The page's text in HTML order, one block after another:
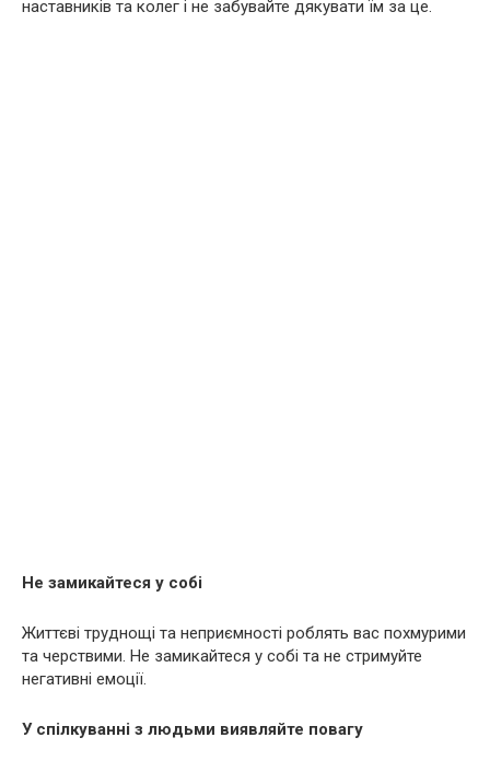
наставників та колег і не забувайте дякувати їм за це.
Не замикайтеся у собі
Життєві труднощі та неприємності роблять вас похмурими
та черствими. Не замикайтеся у собі та не стримуйте
негативні емоції.
У спілкуванні з людьми виявляйте повагу